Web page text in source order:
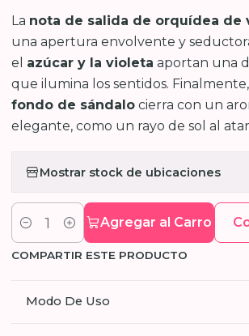
La nota de salida de orquídea de
una apertura envolvente y
el azúcar y la violeta aportan una
que ilumina los sentidos.
fondo de sándalocierra con un
elegante, como un rayo de sol al
Mostrar stock de ubicaciones
Cantidad
Agregar al Carro
COMPARTIR ESTE PRODUCTO
Modo De Uso